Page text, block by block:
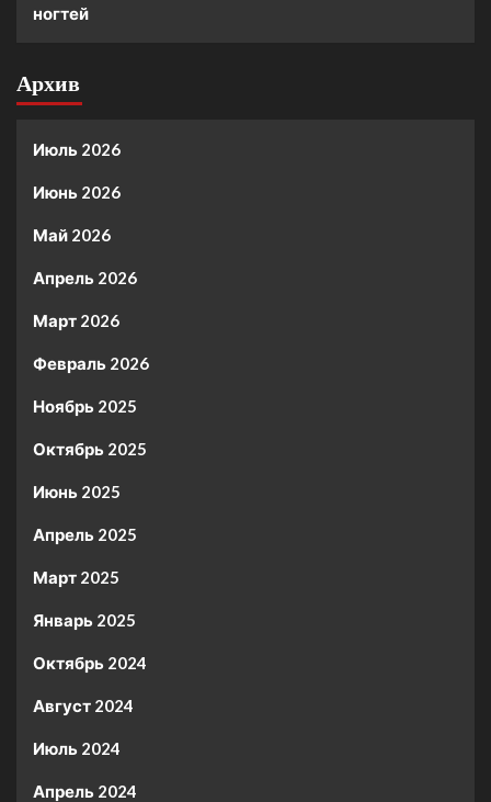
ногтей
Архив
Июль 2026
Июнь 2026
Май 2026
Апрель 2026
Март 2026
Февраль 2026
Ноябрь 2025
Октябрь 2025
Июнь 2025
Апрель 2025
Март 2025
Январь 2025
Октябрь 2024
Август 2024
Июль 2024
Апрель 2024